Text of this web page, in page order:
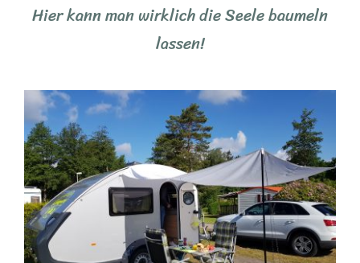
Hier kann man wirklich die Seele baumeln
lassen!